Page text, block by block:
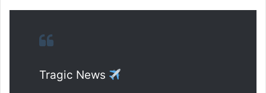
Tragic News